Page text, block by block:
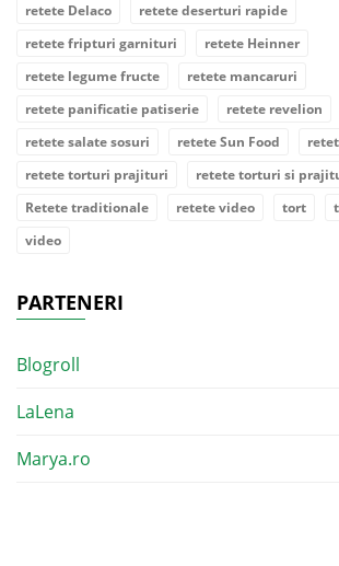
retete Delaco
retete deserturi rapide
retete fripturi garnituri
retete Heinner
retete legume fructe
retete mancaruri
retete panificatie patiserie
retete revelion
retete salate sosuri
retete Sun Food
retete torturi prajituri
retete torturi si
Retete traditionale
retete video tort
video
PARTENERI
Blogroll
LaLena
Marya.ro